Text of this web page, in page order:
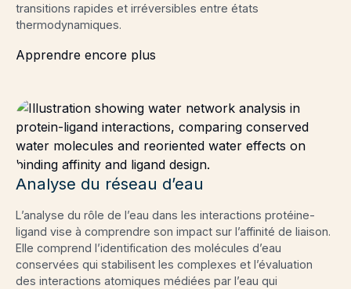
transitions rapides et irréversibles entre états
thermodynamiques.
Apprendre encore plus
Analyse du réseau d’eau
L’analyse du rôle de l’eau dans les interactions protéine-
ligand vise à comprendre son impact sur l’affinité de liaison.
Elle comprend l’identification des molécules d’eau
conservées qui stabilisent les complexes et l’évaluation
des interactions atomiques médiées par l’eau qui